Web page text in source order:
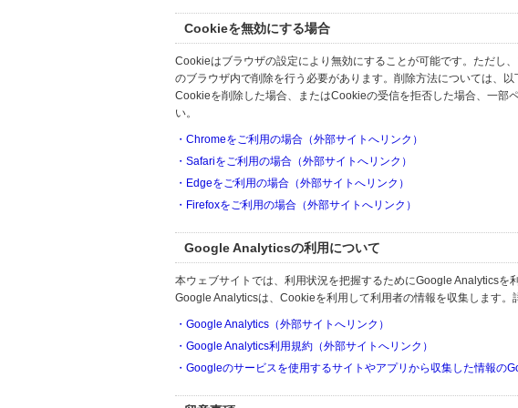
Cookieを無効にする場合
Cookieはブラウザの設定により無効にすることが可能です。ただし
のブラウザ内で削除を行う必要があります。削除方法については、
Cookieを削除した場合、またはCookieの受信を拒否した場合、一部
い。
・Chromeをご利用の場合（外部サイトへリンク）
・Safariをご利用の場合（外部サイトへリンク）
・Edgeをご利用の場合（外部サイトへリンク）
・Firefoxをご利用の場合（外部サイトへリンク）
Google Analyticsの利用について
本ウェブサイトでは、利用状況を把握するためにGoogle Analyticsを
Google Analyticsは、Cookieを利用して利用者の情報を収集します
・Google Analytics（外部サイトへリンク）
・Google Analytics利用規約（外部サイトへリンク）
・Googleのサービスを使用するサイトやアプリから収集した情報の